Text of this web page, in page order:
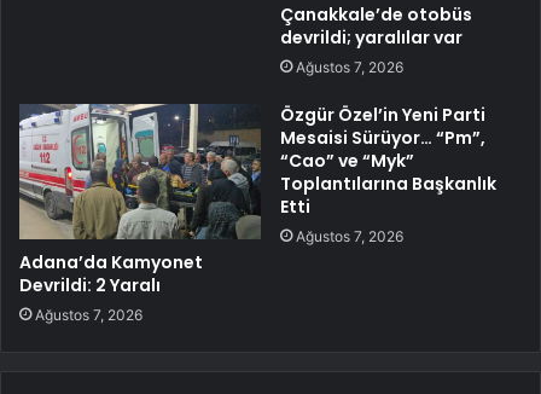
Çanakkale’de otobüs
devrildi; yaralılar var
Ağustos 7, 2026
Adana’da Kamyonet
Devrildi: 2 Yaralı
Ağustos 7, 2026
Özgür Özel’in Yeni Parti
Mesaisi Sürüyor… “Pm”,
“Cao” ve “Myk”
Toplantılarına Başkanlık
Etti
Ağustos 7, 2026